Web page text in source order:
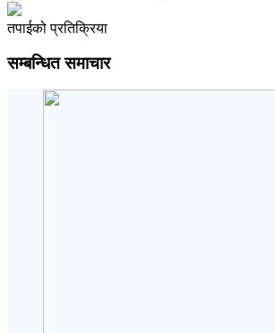
तपाईको प्रतिक्रिया
सम्बन्धित समाचार